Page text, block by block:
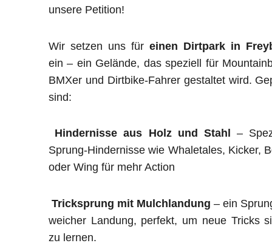
unsere Petition!
Wir setzen uns füreinen Dirtpark in
ein – ein Gelände, das speziell für
BMXer und Dirtbike-Fahrer gestaltet wird.
sind:
Hindernisse aus Holz und Stahl
–
Sprung-Hindernisse wie Whaletales, Kicker,
oder Wing für mehr Action
Tricksprung mit Mulchlandung – ein
weicher Landung, perfekt, um neue Tricks
zu lernen.